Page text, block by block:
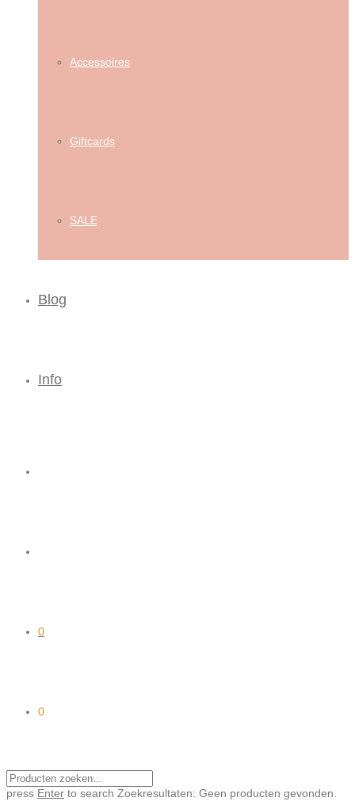
Accessoires
Giftcards
SALE
Blog
Info
0
0
press Enter to search Zoekresultaten: Geen producten gevonden.